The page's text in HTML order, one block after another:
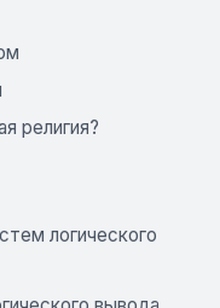
религия?
логического